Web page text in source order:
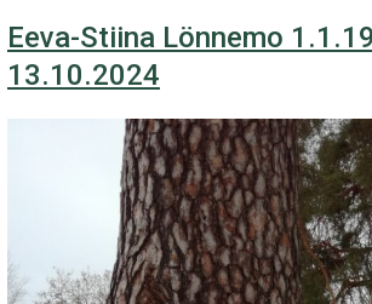
Eeva-Stiina Lönnemo
13.10.2024